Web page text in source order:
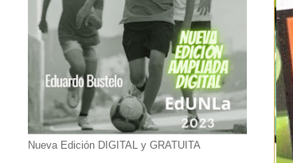
Nueva Edición DIGITAL y GRATUITA